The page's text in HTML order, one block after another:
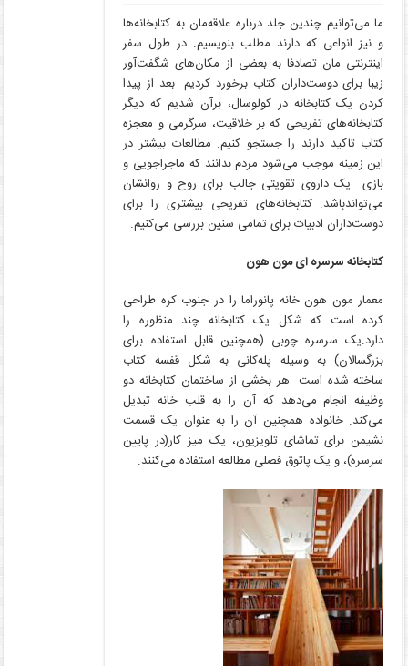
ما می‌توانیم چندین جلد درباره علاقه‌مان به کتابخانه‌ها
و نیز انواعی که دارند مطلب بنویسیم. در طول سفر
اینترنتی مان تصادفا به بعضی از مکان‌های شگفت‌آور
زیبا برای دوست‌داران کتاب برخورد کردیم. بعد از پیدا
کردن یک کتابخانه در کولوسال، برآن شدیم که دیگر
کتابخانه‌های تفریحی که بر خلاقیت، سرگرمی و معجزه
کتاب تاکید دارند را جستجو کنیم. مطالعات بیشتر در
این زمینه موجب می‌شود مردم بدانند که ماجراجویی و
بازی یک داروی تقویتی جالب برای روح و روان­شان
می‌تواندباشد. کتابخانه‌های تفریحی بیشتری را برای
دوست‌داران ادبیات برای تمامی سنین بررسی می‌کنیم.
کتابخانه سرسره ای مون هون
معمار مون هون خانه پانوراما را در جنوب کره طراحی
کرده است که شکل یک کتابخانه چند منظوره را
دارد.یک سرسره چوبی (همچنین قابل استفاده برای
بزرگسالان) به وسیله پله‌کانی به شکل قفسه کتاب
ساخته شده است. هر بخشی از ساختمان کتابخانه دو
وظیفه انجام می‌دهد که آن را به قلب خانه تبدیل
می‌کند. خانواده همچنین آن را به عنوان یک قسمت
نشیمن برای تماشای تلویزیون، یک میز کار(در پایین
سرسره)، و یک پاتوق فصلی مطالعه استفاده می‌کنند.